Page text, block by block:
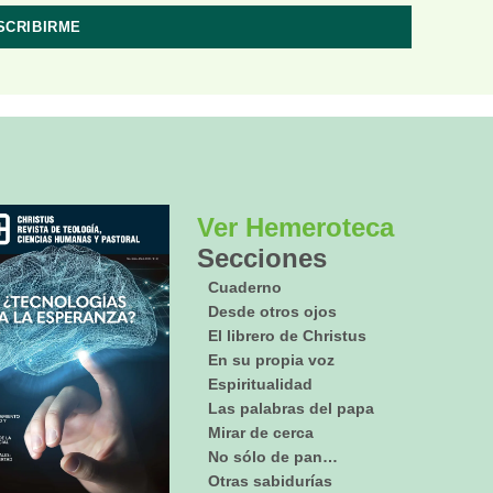
Ver Hemeroteca
Secciones
Cuaderno
Desde otros ojos
El librero de Christus
En su propia voz
Espiritualidad
Las palabras del papa
Mirar de cerca
No sólo de pan…
Otras sabidurías